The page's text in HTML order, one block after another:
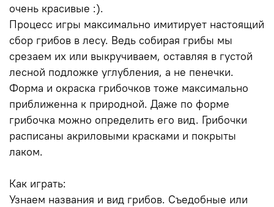
очень красивые :).
Процесс игры максимально имитирует настоящий
сбор грибов в лесу. Ведь собирая грибы мы
срезаем их или выкручиваем, оставляя в густой
лесной подложке углубления, а не пенечки.
Форма и окраска грибочков тоже максимально
приближенна к природной. Даже по форме
грибочка можно определить его вид. Грибочки
расписаны акриловыми красками и покрыты
лаком.
Как играть:
Узнаем названия и вид грибов. Съедобные или